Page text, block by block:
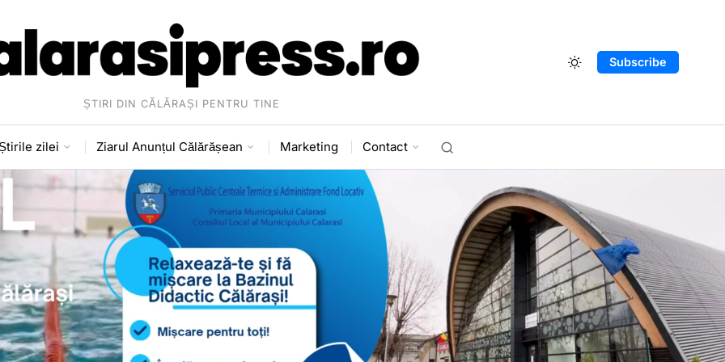
ȘTIRI DIN CĂLĂRAȘI PENTRU TINE
Subscribe
zilei Ziarul Anunțul Călărășean Marketing Contact